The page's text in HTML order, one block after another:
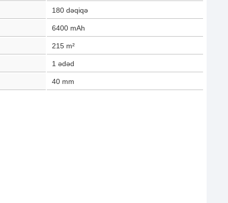
180 dəqiqə
6400 mAh
215 m²
1 ədəd
40 mm